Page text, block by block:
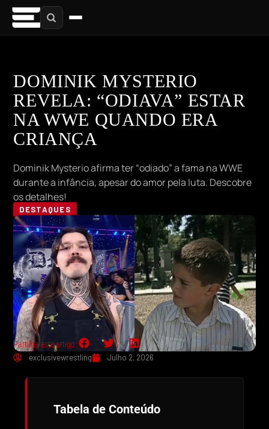
DOMINIK MYSTERIO
REVELA: “ODIAVA” ESTAR
NA WWE QUANDO ERA
CRIANÇA
Dominik Mysterio afirma ter “odiado” a fama na WWE
durante a infância, apesar do amor pela luta. Descobre
os detalhes!
DESTAQUES
Partilha este artigo:
exclusivewrestling
Julho 2, 2026
Tabela de Conteúdo